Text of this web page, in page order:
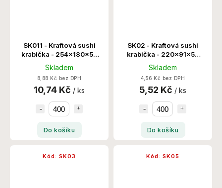
SK011 - Kraftová sushi
krabička - 254x180x50
400 Set/Krt
Skladem
8,88 Kč bez DPH
10,74 Kč / ks
Do košíku
SK02 - Kraftová sushi
krabička - 220x91x50
400 Set/Krt
Skladem
4,56 Kč bez DPH
5,52 Kč / ks
Do košíku
Kód: SK03 Kód: SK05